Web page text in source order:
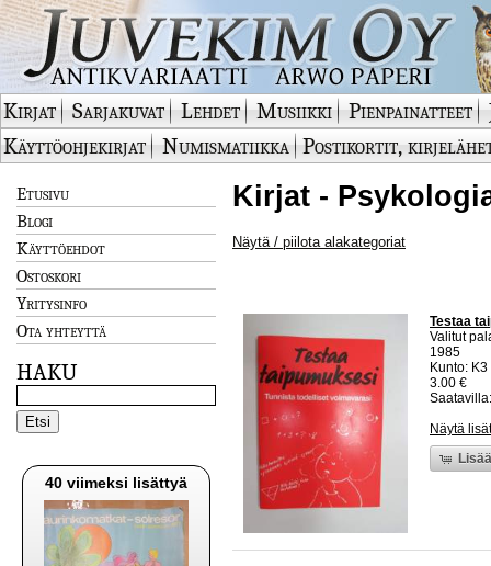
Kirjat Sarjakuvat Lehdet Musiikki Pienpainatteet
Käyttöohjekirjat
Numismatiikka Postikortit,
Etusivu
Blogi
Käyttöehdot
Ostoskori
Yritysinfo
Ota yhteyttä
HAKU
40 viimeksi lisättyä
Kirjat -
Näytä / piilota alakategoriat
Testaa
Valitut
1985
Kunto:
3.00 €
Näytä